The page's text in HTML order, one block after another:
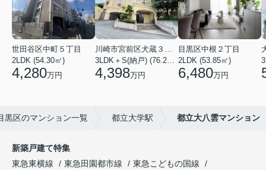
世田谷区中町５丁目
2LDK (54.30㎡)
4,280万円 4,398万円
目黒区中根２丁目
2LDK (53.85㎡)
6,480万円
黒区のマンション一覧 都立大学駅 都立大八雲マンション
新築戸建て特集
東急東横線
東急田園都市線
東急こどもの国線